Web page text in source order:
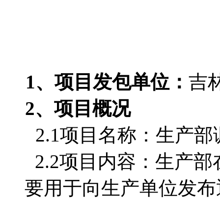
1、项目发包单位： 吉
2、项目概况
2.1项目名称：生产
2.2项目内容：生产部
要用于向生产单位发